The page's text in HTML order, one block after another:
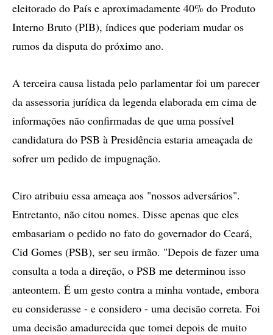
eleitorado do País e aproximadamente 40% do Produto
Interno Bruto (PIB), índices que poderiam mudar os
rumos da disputa do próximo ano.
A terceira causa listada pelo parlamentar foi um parecer
da assessoria jurídica da legenda elaborada em cima de
informações não confirmadas de que uma possível
candidatura do PSB à Presidência estaria ameaçada de
sofrer um pedido de impugnação.
Ciro atribuiu essa ameaça aos "nossos adversários".
Entretanto, não citou nomes. Disse apenas que eles
embasariam o pedido no fato do governador do Ceará,
Cid Gomes (PSB), ser seu irmão. "Depois de fazer uma
consulta a toda a direção, o PSB me determinou isso
anteontem. É um gesto contra a minha vontade, embora
eu considerasse - e considero - uma decisão correta. Foi
uma decisão amadurecida que tomei depois de muito